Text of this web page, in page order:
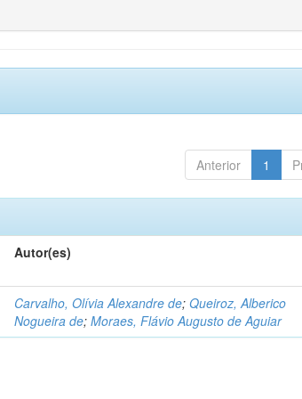
Anterior 1
Autor(es)
Carvalho, Olívia Alexandre de;Queiroz, Alberico
Nogueira de;Moraes, Flávio Augusto de Aguiar